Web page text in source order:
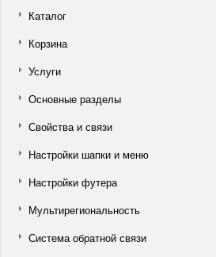
Каталог
Корзина
Услуги
Основные разделы
Свойства и связи
Настройки шапки и меню
Настройки футера
Мультирегиональность
Система обратной связи